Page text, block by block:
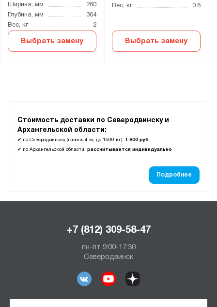
Стоимость доставки по Северодвинску и
Архангельской области:
✔ по Северодвинску (газель 4 м, до 1500 кг): 1 800 руб.
✔ по Архангельской области: рассчитывается индивидуально
Подробнее
Ширина, мм
260
Глубина, мм
364
Вес, кг
2
Выбрать замену
Вес, кг
0.6
Выбрать замену
+7 (812) 309-58-47
пн-пт 9:00-17:30
Северодвинск